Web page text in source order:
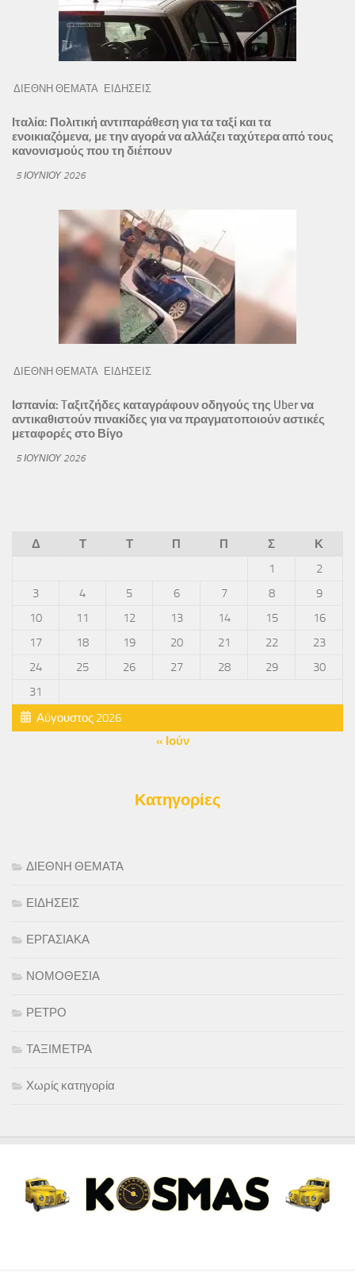
ΔΙΕΘΝΗ ΘΕΜΑΤΑ ΕΙΔΗΣΕΙΣ
Ιταλία: Πολιτική αντιπαράθεση για τα ταξί και τα
ενοικιαζόμενα, με την αγορά να αλλάζει ταχύτερα από τους
κανονισμούς που τη διέπουν
5 ΙΟΥΝΊΟΥ 2026
ΔΙΕΘΝΗ ΘΕΜΑΤΑ ΕΙΔΗΣΕΙΣ
Ισπανία: Tαξιτζήδες καταγράφουν οδηγούς της Uber να
αντικαθιστούν πινακίδες για να πραγματοποιούν αστικές
μεταφορές στο Βίγο
5 ΙΟΥΝΊΟΥ 2026
Αύγουστος 2026
Δ Τ Τ Π Π Σ
Κ
1
2
3
4 5 6 7 8
9
10
11 12 13 14 15
16
17
18 19 20 21 22
23
24
25 26 27 28 29
30
31
« Ιούν
Κατηγορίες
ΔΙΕΘΝΗ ΘΕΜΑΤΑ
ΕΙΔΗΣΕΙΣ
ΕΡΓΑΣΙΑΚΑ
ΝΟΜΟΘΕΣΙΑ
ΡΕΤΡΟ
ΤΑΞΙΜΕΤΡΑ
Χωρίς κατηγορία